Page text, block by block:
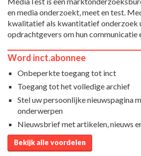
en media onderzoekt, meet en test.
kwalitatief als kwantitatief onderzoek
opdrachtgevers om hun communicatie
Word inct.abonnee
Onbeperkte toegang tot inct
Toegang tot het volledige archief
Stel uw persoonlijke nieuwspagina
onderwerpen
Nieuwsbrief met artikelen, nieuws
Bekijk alle voordelen